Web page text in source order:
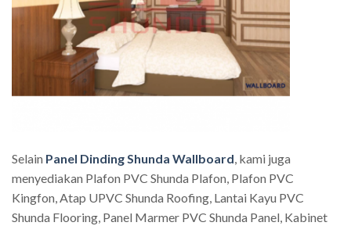
Selain Panel Dinding Shunda Wallboard, kami juga
menyediakan Plafon PVC Shunda Plafon, Plafon PVC
Kingfon, Atap UPVC Shunda Roofing, Lantai Kayu PVC
Shunda Flooring, Panel Marmer PVC Shunda Panel, Kabinet